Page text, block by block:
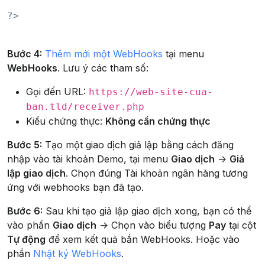
?>
Bước 4: Thêm mới một WebHooks tại menu
WebHooks. Lưu ý các tham số:
Gọi đến URL: https://web-site-cua-
ban.tld/receiver.php
Kiểu chứng thực: Không cần chứng thực
Bước 5: Tạo một giao dịch giả lập bằng cách đăng
nhập vào tài khoản Demo, tại menu Giao dịch -> Giả
lập giao dịch. Chọn đúng Tài khoản ngân hàng tương
ứng với webhooks bạn đã tạo.
Bước 6: Sau khi tạo giả lập giao dịch xong, bạn có thể
vào phần Giao dịch -> Chọn vào biểu tượng Pay tại cột
Tự động để xem kết quả bắn WebHooks. Hoặc vào
phần Nhật ký WebHooks.